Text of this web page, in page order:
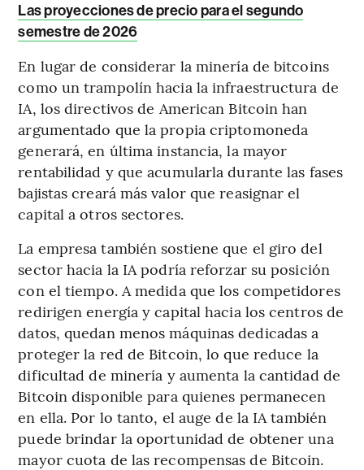
Las proyecciones de precio para el segundo
semestre de 2026
En lugar de considerar la minería de bitcoins
como un trampolín hacia la infraestructura de
IA, los directivos de American Bitcoin han
argumentado que la propia criptomoneda
generará, en última instancia, la mayor
rentabilidad y que acumularla durante las fases
bajistas creará más valor que reasignar el
capital a otros sectores.
La empresa también sostiene que el giro del
sector hacia la IA podría reforzar su posición
con el tiempo. A medida que los competidores
redirigen energía y capital hacia los centros de
datos, quedan menos máquinas dedicadas a
proteger la red de Bitcoin, lo que reduce la
dificultad de minería y aumenta la cantidad de
Bitcoin disponible para quienes permanecen
en ella. Por lo tanto, el auge de la IA también
puede brindar la oportunidad de obtener una
mayor cuota de las recompensas de Bitcoin.